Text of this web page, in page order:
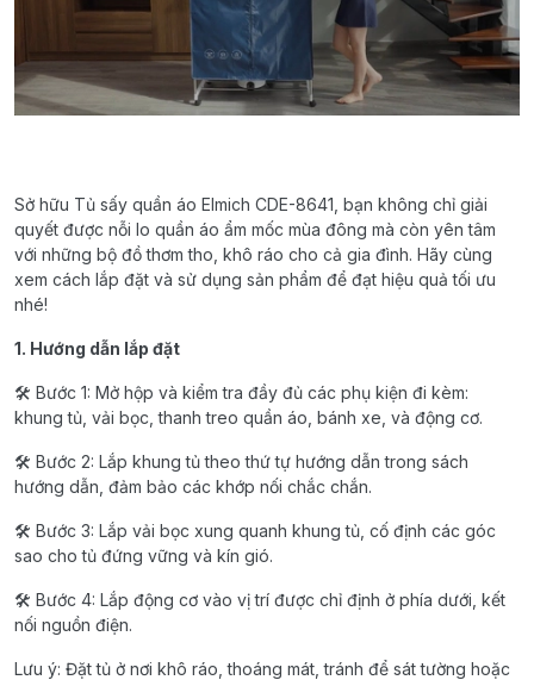
Sở hữu Tủ sấy quần áo Elmich CDE-8641, bạn không chỉ giải
quyết được nỗi lo quần áo ẩm mốc mùa đông mà còn yên tâm
với những bộ đồ thơm tho, khô ráo cho cả gia đình. Hãy cùng
xem cách lắp đặt và sử dụng sản phẩm để đạt hiệu quả tối ưu
nhé!
1. Hướng dẫn lắp đặt
🛠 Bước 1: Mở hộp và kiểm tra đầy đủ các phụ kiện đi kèm:
khung tủ, vải bọc, thanh treo quần áo, bánh xe, và động cơ.
🛠 Bước 2: Lắp khung tủ theo thứ tự hướng dẫn trong sách
hướng dẫn, đảm bảo các khớp nối chắc chắn.
🛠 Bước 3: Lắp vải bọc xung quanh khung tủ, cố định các góc
sao cho tủ đứng vững và kín gió.
🛠 Bước 4: Lắp động cơ vào vị trí được chỉ định ở phía dưới, kết
nối nguồn điện.
Lưu ý: Đặt tủ ở nơi khô ráo, thoáng mát, tránh để sát tường hoặc